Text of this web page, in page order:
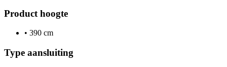
Product hoogte
• 390 cm
Type aansluiting